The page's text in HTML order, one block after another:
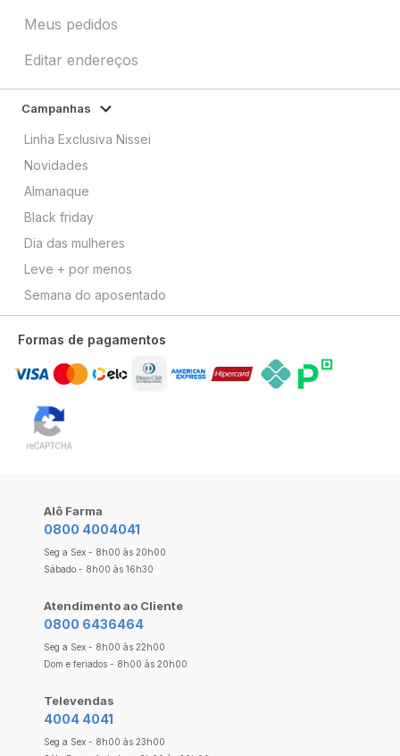
Meus pedidos
Editar endereços
Campanhas
Linha Exclusiva Nissei
Novidades
Almanaque
Black friday
Dia das mulheres
Leve + por menos
Semana do aposentado
Formas de pagamentos
Alô Farma
0800 4004041
Seg a Sex - 8h00 às 20h00
Sábado - 8h00 às 16h30
Atendimento ao Cliente
0800 6436464
Seg a Sex - 8h00 às 22h00
Dom e feriados - 8h00 às 20h00
Televendas
4004 4041
Seg a Sex - 8h00 às 23h00